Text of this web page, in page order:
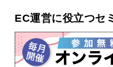
EC運営に役立つセ